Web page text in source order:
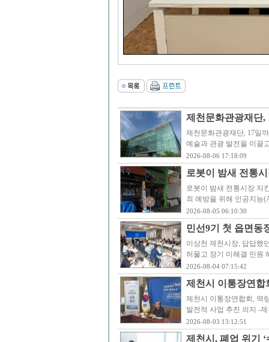
제천문화관광재단,
제천문화관광재단, 17일
예술과 관광 발전을 이끌
2026-08-06 17:18:09
로봇이 밤새 전통
로봇이 밤새 전통시장 지
죄 예방을 위해 인공지능
2026-08-05 06:10:30
민선9기 첫 읍면동
이상천 제천시장, 답답했
허물고 장기 미해결 민원
2026-08-04 07:15:42
제천시 이통장연합
제천시 이통장연합회, 역
발전적 사업 추진 의지 -
2026-08-03 13:12:51
제천시, 폐업 위기